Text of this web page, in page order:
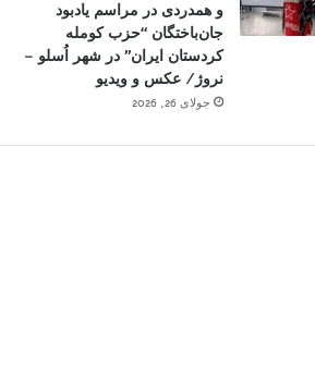
و همدردی در مراسم یادبود
جان‌باختگان “حزب کومله
کردستان ایران” در شهر اُسلو –
نروژ/ عکس و ویدیو
جولای 26, 2026